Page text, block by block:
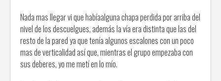
Nada mas llegar vi que habíaalguna chapa perdida por arriba del
nivel de los descuelgues, además la vía era distinta que las del
resto de la pared ya que tenía algunos escalones con un poco
mas de verticalidad así que, mientras el grupo empezaba con
sus deberes, yo me metí en lo mío.